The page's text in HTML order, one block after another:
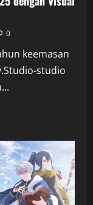
0
keemasan
studio